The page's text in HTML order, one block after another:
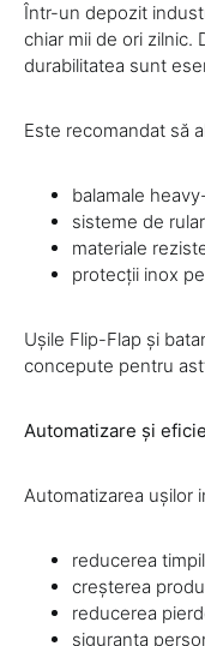
Într-un depozit
chiar mii de ori zilnic.
durabilitatea sunt
Este recomandat să
balamale
sisteme de
materiale
protecții inox
Ușile Flip-Flap și
concepute pentru
Automatizare și
Automatizarea ușilor
reducerea
creșterea
reducerea
siguranța